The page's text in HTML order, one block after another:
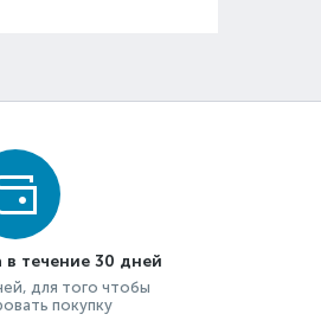
в течение 30 дней
для того чтобы
покупку